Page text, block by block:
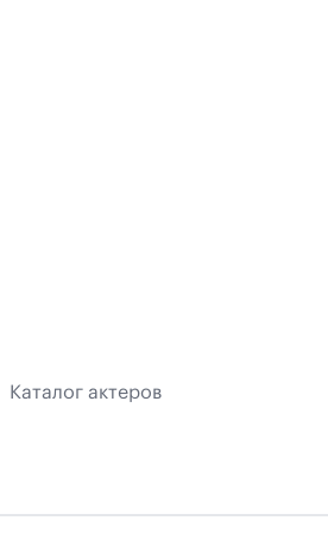
Каталог актеров